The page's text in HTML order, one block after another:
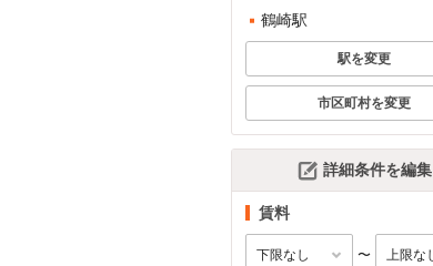
鶴崎駅
駅を変更
市区町村を変更
詳細条件を編集
賃料
〜